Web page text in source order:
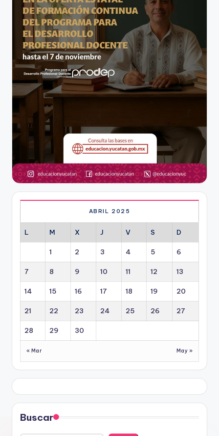
ABRIL 2025
L M X J V S D
1 2 3 4 5 6
7 8 9 10 11 12 13
14 15 16 17 18 19 20
21 22 23 24 25 26 27
28 29 30
« Mar May »
Buscar